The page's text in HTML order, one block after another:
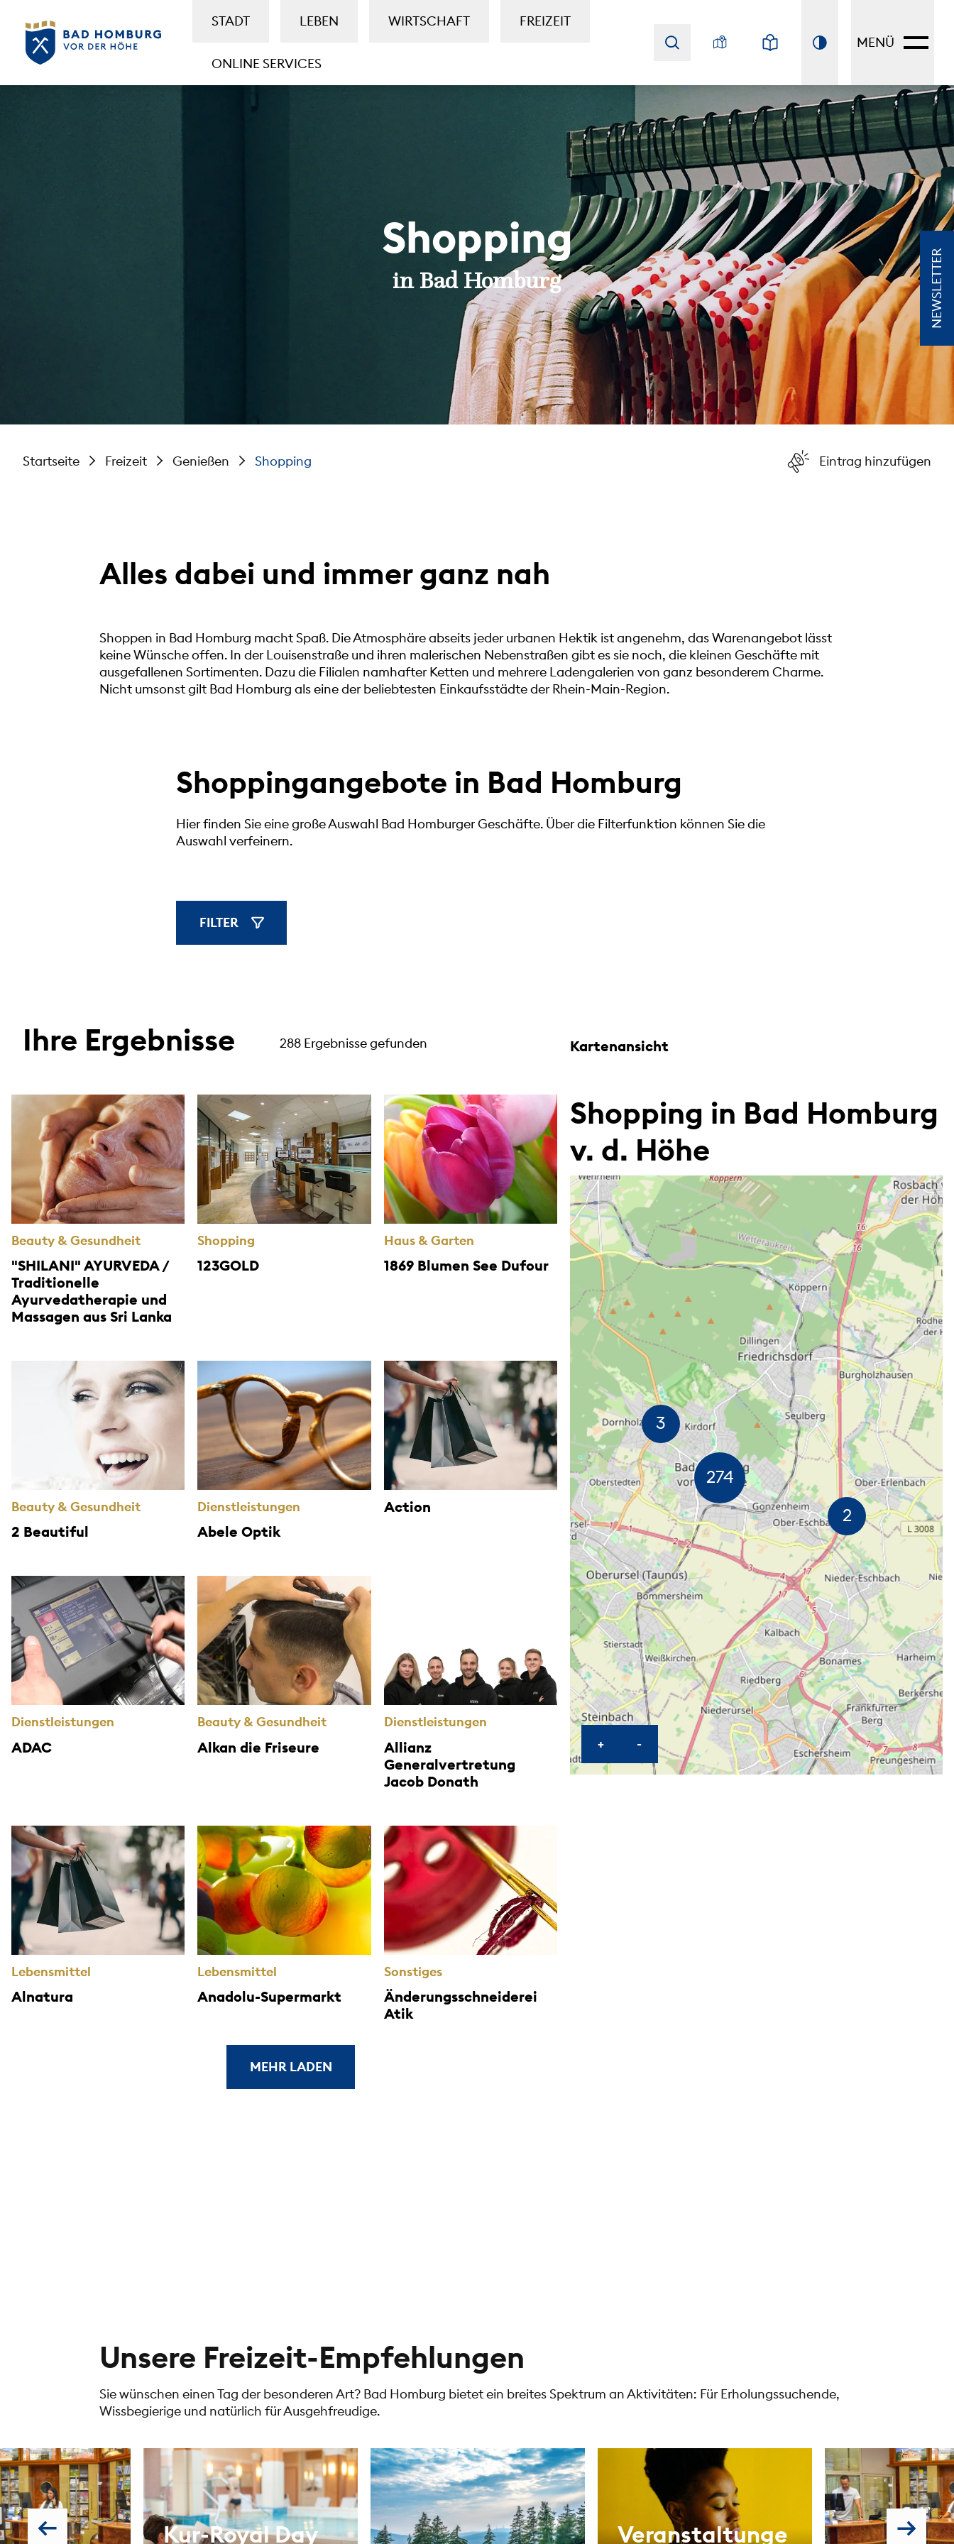
STADT LEBEN WIRTSCHAFT FREIZEIT
ONLINE SERVICES
MENÜ
Shopping
in Bad Homburg
Startseite Freizeit Genießen Shopping Eintrag hinzufügen
NEWSLETTER
Alles dabei und immer ganz nah
Shoppen in Bad Homburg macht Spaß. Die Atmosphäre abseits jeder urbanen Hektik ist angenehm, das Warenangebot lässt
keine Wünsche offen. In der Louisenstraße und ihren malerischen Nebenstraßen gibt es sie noch, die kleinen Geschäfte mit
ausgefallenen Sortimenten. Dazu die Filialen namhafter Ketten und mehrere Ladengalerien von ganz besonderem Charme.
Nicht umsonst gilt Bad Homburg als eine der beliebtesten Einkaufsstädte der Rhein-Main-Region.
Shoppingangebote in Bad Homburg
Hier finden Sie eine große Auswahl Bad Homburger Geschäfte. Über die Filterfunktion können Sie die
Auswahl verfeinern.
FILTERFILTER ANZEIGEN
Ihre Ergebnisse 288 Ergebnisse gefunden
Beauty & Gesundheit
"SHILANI" AYURVEDA /
Traditionelle
Ayurvedatherapie und
Massagen aus Sri Lanka
Shopping
123GOLD
Haus & Garten
1869 Blumen See Dufour
Beauty & Gesundheit
2 Beautiful
Dienstleistungen
Abele Optik
Action
Dienstleistungen
ADAC
Beauty & Gesundheit
Alkan die Friseure
Dienstleistungen
Allianz
Generalvertretung
Jacob Donath
Lebensmittel
Alnatura
Lebensmittel
Anadolu-Supermarkt
Sonstiges
Änderungsschneiderei
Atik
MEHR LADEN
Kartenansicht
Shopping in Bad Homburg
v. d. Höhe
+KARTE HEREINZOOMEN
-KARTE HERAUSZOOMEN
Unsere Freizeit-Empfehlungen
Sie wünschen einen Tag der besonderen Art? Bad Homburg bietet ein breites Spektrum an Aktivitäten: Für Erholungssuchende,
Wissbegierige und natürlich für Ausgehfreudige.
Kur-Royal Day Veranstaltunge